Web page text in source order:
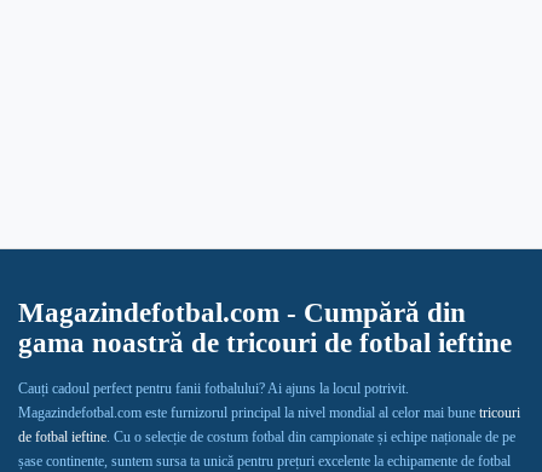
Magazindefotbal.com - Cumpără din
gama noastră de tricouri de fotbal ieftine
Cauți cadoul perfect pentru fanii fotbalului? Ai ajuns la locul potrivit.
Magazindefotbal.com este furnizorul principal la nivel mondial al celor mai bune tricouri
de fotbal ieftine. Cu o selecție de costum fotbal din campionate și echipe naționale de pe
șase continente, suntem sursa ta unică pentru prețuri excelente la echipamente de fotbal